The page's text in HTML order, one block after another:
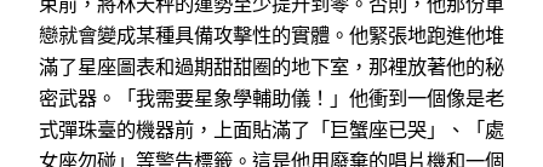
戀就會變成某種具備攻擊性的實體。他緊張地跑進他堆
滿了星座圖表和過期甜甜圈的地下室，那裡放著他的秘
密武器。「我需要星象學輔助儀！」他衝到一個像是老
式彈珠臺的機器前，上面貼滿了「巨蟹座已哭」、「處
女座勿碰」等警告標籤。這是他用廢棄的唱片機和一個